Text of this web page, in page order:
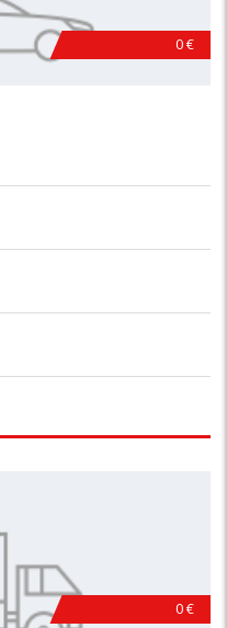
0 €
0 €